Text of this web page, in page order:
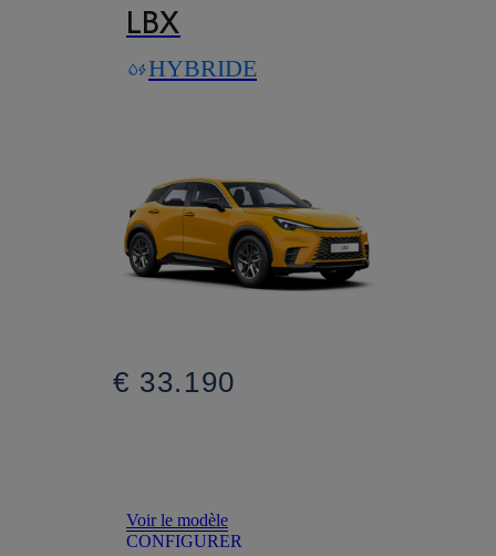
LBX
HYBRIDE
€ 33.190
Voir le modèle
CONFIGURER